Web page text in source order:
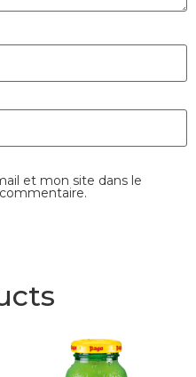
et mon site dans le